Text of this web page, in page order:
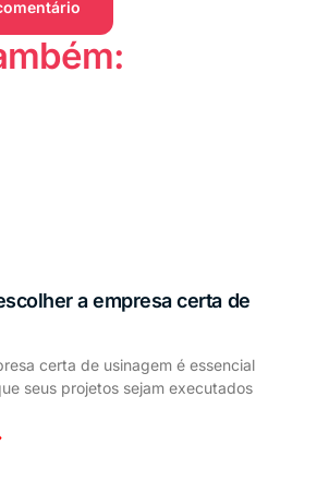
a empresa certa de
certa de usinagem é essencial
seus projetos sejam executados